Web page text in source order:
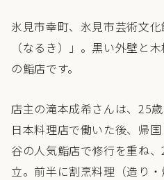
氷見市幸町、氷見市芸術文
（なるき）」。黒い外壁と
の鮨店です。
店主の滝本成希さんは、25
日本料理店で働いた後、帰
谷の人気鮨店で修行を重ね
立。前半に割烹料理（造り